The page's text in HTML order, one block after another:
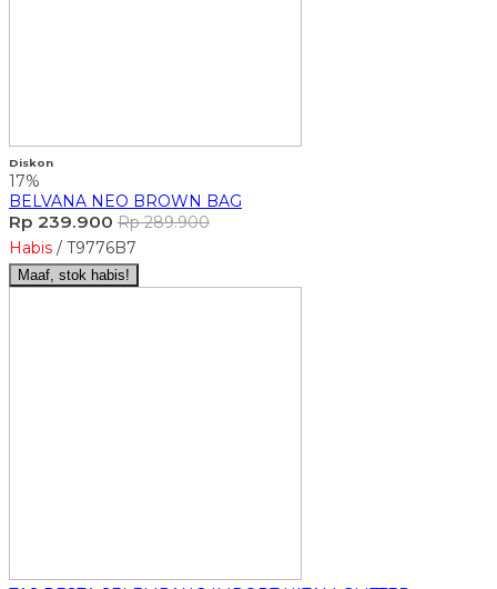
Diskon
17%
BELVANA NEO BROWN BAG
Rp 239.900 Rp 289.900
Habis / T9776B7
Maaf, stok habis!